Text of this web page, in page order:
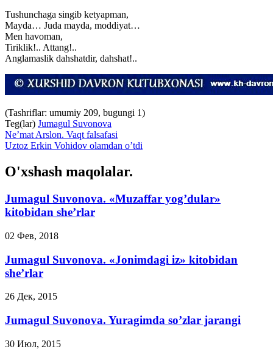
Tushunchaga singib ketyapman,
Mayda… Juda mayda, moddiyat…
Men havoman,
Tiriklik!.. Attang!..
Anglamaslik dahshatdir, dahshat!..
(Tashriflar: umumiy 209, bugungi 1)
Teg(lar) Jumagul Suvonova
Ne’mat Arslon. Vaqt falsafasi
Uztoz Erkin Vohidov olamdan o’tdi
O'xshash maqolalar.
Jumagul Suvonova. «Muzaffar yog’dular»
kitobidan she’rlar
02 Фев, 2018
Jumagul Suvonova. «Jonimdagi iz» kitobidan
she’rlar
26 Дек, 2015
Jumagul Suvonova. Yuragimda so’zlar jarangi
30 Июл, 2015